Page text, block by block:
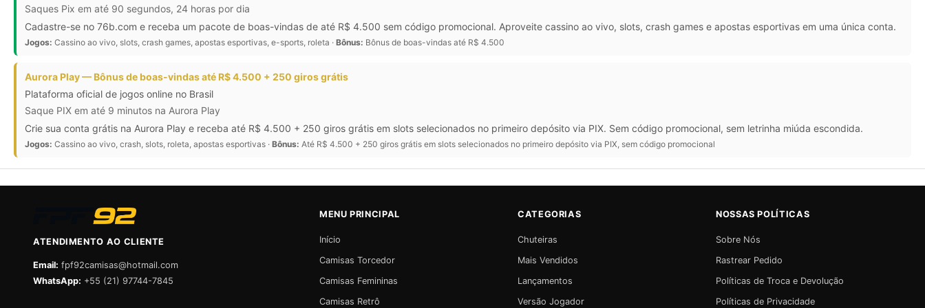
Saques Pix em até 90 segundos, 24 horas por dia
Cadastre-se no 76b.com e receba um pacote de boas-vindas de até R$ 4.500 sem código promocional. Aproveite cassino ao vivo, slots, crash games e apostas esportivas em uma única conta.
Jogos: Cassino ao vivo, slots, crash games, apostas esportivas, e-sports, roleta · Bônus: Bônus de boas-vindas até R$ 4.500
Aurora Play — Bônus de boas-vindas até R$ 4.500 + 250 giros grátis
Plataforma oficial de jogos online no Brasil
Saque PIX em até 9 minutos na Aurora Play
Crie sua conta grátis na Aurora Play e receba até R$ 4.500 + 250 giros grátis em slots selecionados no primeiro depósito via PIX. Sem código promocional, sem letrinha miúda escondida.
Jogos: Cassino ao vivo, crash, slots, roleta, apostas esportivas · Bônus: Até R$ 4.500 + 250 giros grátis em slots selecionados no primeiro depósito via PIX, sem código promocional
ATENDIMENTO AO CLIENTE
Email: fpf92camisas@hotmail.com
WhatsApp: +55 (21) 97744-7845
MENU PRINCIPAL
Início
Camisas Torcedor
Camisas Femininas
Camisas Retrô
CATEGORIAS
Chuteiras
Mais Vendidos
Lançamentos
Versão Jogador
NOSSAS POLÍTICAS
Sobre Nós
Rastrear Pedido
Políticas de Troca e Devolução
Políticas de Privacidade